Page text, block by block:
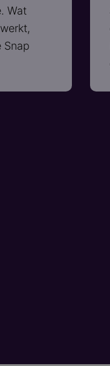
Wat
Snap